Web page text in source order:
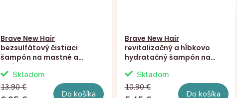
Brave New Hair
bezsulfátový čistiaci
šampón na mastné a
citlivé vlasy, Balance,
250mlSkladom
13.90 €
Do košíka
Brave New Hair
revitalizačný a hĺbkovo
hydratačný šampón na
Skladom
10.90 €
Do košíka